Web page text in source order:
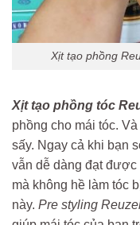
Xịt tạo phồng
Xịt tạo phồng tóc
phồng cho mái tóc.
sấy. Ngay cả khi bạn
vẫn dễ dàng đạt được
mà không hề làm tóc
này. Pre styling